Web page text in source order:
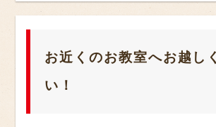
お近くのお教室へお越し
い！